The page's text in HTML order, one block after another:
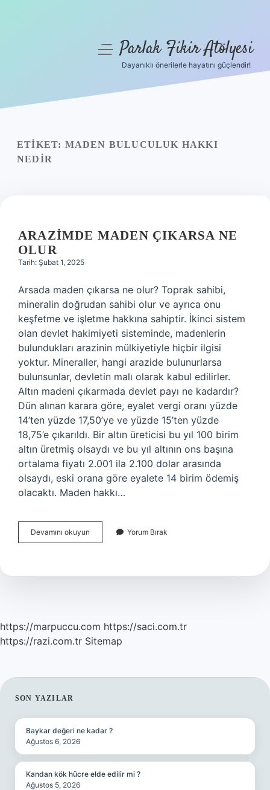
Yasal Uyarı
menüyüParlak Fikir Atölyesi
Dayanıklı önerilerle hayatını güçlendir!
ETIKET: MADEN BULUCULUK HAKKI
NEDIR
ARAZIMDE MADEN ÇIKARSA NE
OLUR
Tarih: Şubat 1, 2025
Arsada maden çıkarsa ne olur? Toprak sahibi,
mineralin doğrudan sahibi olur ve ayrıca onu
keşfetme ve işletme hakkına sahiptir. İkinci sistem
olan devlet hakimiyeti sisteminde, madenlerin
bulundukları arazinin mülkiyetiyle hiçbir ilgisi
yoktur. Mineraller, hangi arazide bulunurlarsa
bulunsunlar, devletin malı olarak kabul edilirler.
Altın madeni çıkarmada devlet payı ne kadardır?
Dün alınan karara göre, eyalet vergi oranı yüzde
14’ten yüzde 17,50’ye ve yüzde 15’ten yüzde
18,75’e çıkarıldı. Bir altın üreticisi bu yıl 100 birim
altın üretmiş olsaydı ve bu yıl altının ons başına
ortalama fiyatı 2.001 ila 2.100 dolar arasında
olsaydı, eski orana göre eyalete 14 birim ödemiş
olacaktı. Maden hakkı…
Devamını okuyun Arazimde
Maden
Olur
Yorum Bırak
https://marpuccu.com https://saci.com.tr
https://razi.com.tr Sitemap
SIDEBAR
SON YAZILAR
Baykar değeri ne kadar ?
Ağustos 6, 2026
Kandan kök hücre elde edilir mi ?
Ağustos 5, 2026